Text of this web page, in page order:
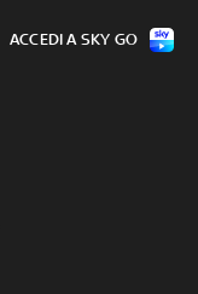
ACCEDI A SKY GO